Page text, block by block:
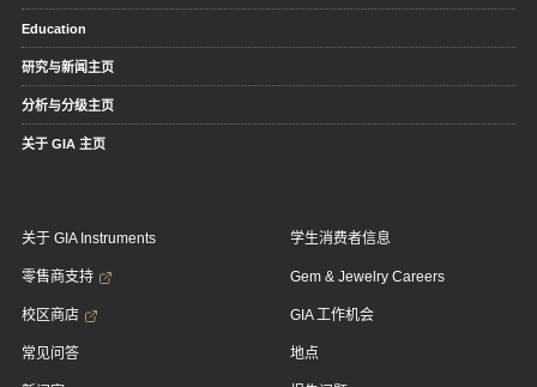
Education
研究与新闻主页
分析与分级主页
关于 GIA 主页
关于 GIA Instruments
零售商支持
校区商店
常见问答
学生消费者信息
Gem & Jewelry Careers
GIA 工作机会
地点